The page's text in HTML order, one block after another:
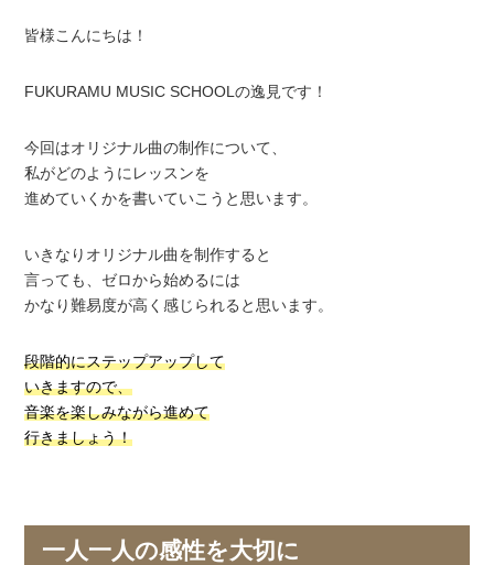
皆様こんにちは！
FUKURAMU MUSIC SCHOOLの逸見です！
今回はオリジナル曲の制作について、
私がどのようにレッスンを
進めていくかを書いていこうと思います。
いきなりオリジナル曲を制作すると
言っても、ゼロから始めるには
かなり難易度が高く感じられると思います。
段階的にステップアップして
いきますので、
音楽を楽しみながら進めて
行きましょう！
一人一人の感性を大切に